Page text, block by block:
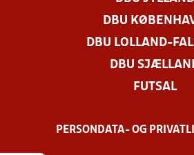
DBU
DBU LOLLAND-
DBU
FUTSAL
PERSONDATA- OG